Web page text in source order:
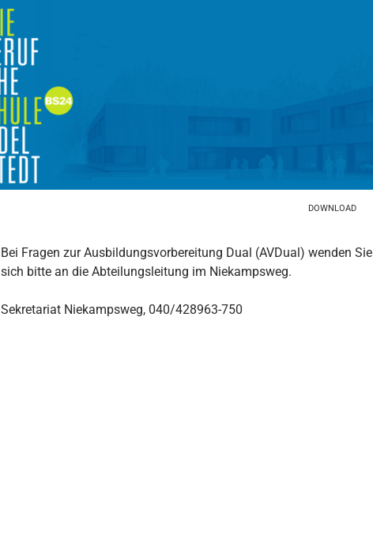
DOWNLOAD
Bei Fragen zur Ausbildungsvorbereitung Dual (AVDual) wenden Sie
sich bitte an die Abteilungsleitung im Niekampsweg.
Sekretariat Niekampsweg, 040/428963-750